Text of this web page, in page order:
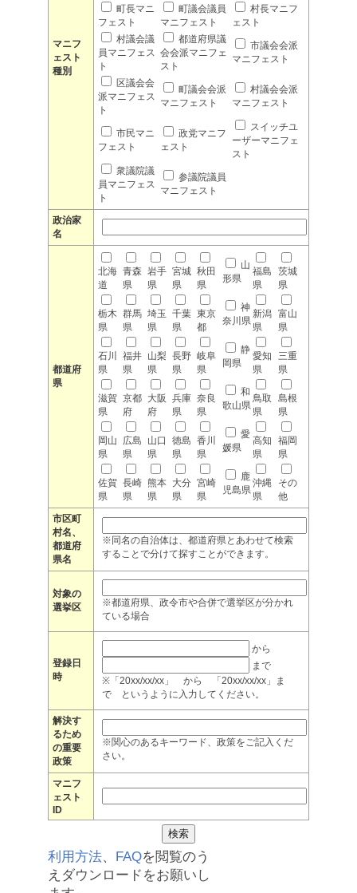
マニフ
ェスト
種別
町長マニ
フェスト
町議会議員
マニフェスト
村長マニフ
ェスト
村議会議
員マニフェス
ト
都道府県議
会会派マニフェ
スト
市議会会派
マニフェスト
区議会会
派マニフェス
ト
町議会会派
マニフェスト
村議会会派
マニフェスト
市民マニ
フェスト
政党マニフ
ェスト
スイッチユ
ーザーマニフェ
スト
衆議院議
員マニフェス
ト
参議院議員
マニフェスト
政治家
名
都道府
県
北海
道
青森
県
岩手
県
宮城
県
秋田
県
山
形県
福島
県
茨城
県
栃木
県
群馬
県
埼玉
県
千葉
県
東京
都
神
奈川県
新潟
県
富山
県
石川
県
福井
県
山梨
県
長野
県
岐阜
県
静
岡県
愛知
県
三重
県
滋賀
県
京都
府
大阪
府
兵庫
県
奈良
県
和
歌山県
鳥取
県
島根
県
岡山
県
広島
県
山口
県
徳島
県
香川
県
愛
媛県
高知
県
福岡
県
佐賀
県
長崎
県
熊本
県
大分
県
宮崎
県
鹿
児島県
沖縄
県
その
他
市区町
村名、
都道府
県名
※同名の自治体は、都道府県とあわせて検索
することで分けて探すことができます。
対象の
選挙区
※都道府県、政令市や合併で選挙区が分かれ
ている場合
登録日
時
から
まで
※「20xx/xx/xx」 から 「20xx/xx/xx」ま
で というように入力してください。
解決す
るため
の重要
政策
※関心のあるキーワード、政策をご記入くだ
さい。
マニフ
ェスト
ID
利用方法、 FAQを閲覧のう
えダウンロードをお願いし